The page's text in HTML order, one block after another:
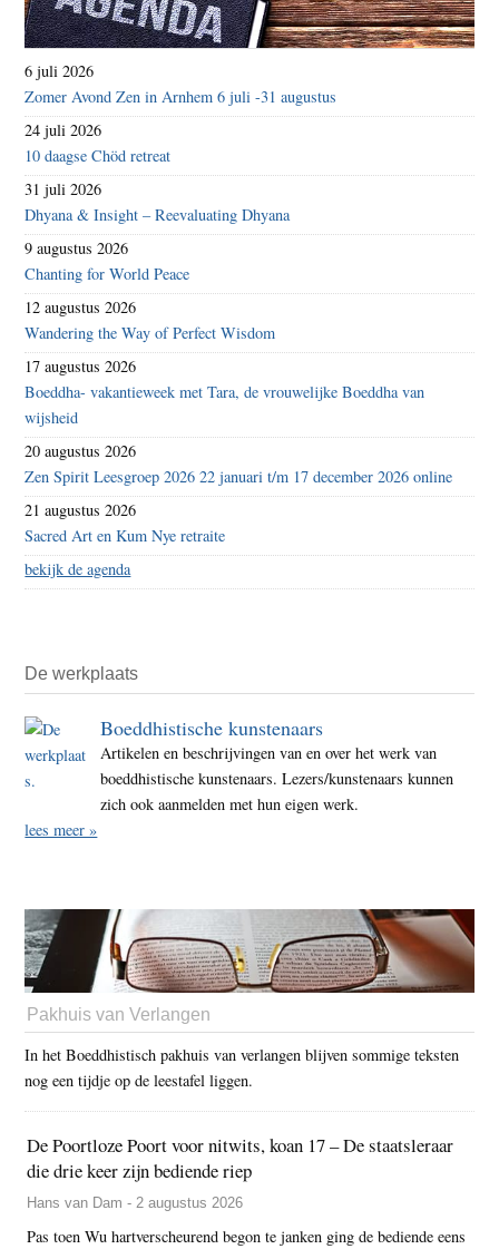
6 juli 2026
Zomer Avond Zen in Arnhem 6 juli -31 augustus
24 juli 2026
10 daagse Chöd retreat
31 juli 2026
Dhyana & Insight – Reevaluating Dhyana
9 augustus 2026
Chanting for World Peace
12 augustus 2026
Wandering the Way of Perfect Wisdom
17 augustus 2026
Boeddha- vakantieweek met Tara, de vrouwelijke Boeddha van
wijsheid
20 augustus 2026
Zen Spirit Leesgroep 2026 22 januari t/m 17 december 2026 online
21 augustus 2026
Sacred Art en Kum Nye retraite
bekijk de agenda
De werkplaats
Boeddhistische kunstenaars
Artikelen en beschrijvingen van en over het werk van
boeddhistische kunstenaars. Lezers/kunstenaars kunnen
zich ook aanmelden met hun eigen werk.
lees meer »
Pakhuis van Verlangen
In het Boeddhistisch pakhuis van verlangen blijven sommige teksten
nog een tijdje op de leestafel liggen.
De Poortloze Poort voor nitwits, koan 17 – De staatsleraar
die drie keer zijn bediende riep
Hans van Dam - 2 augustus 2026
Pas toen Wu hartverscheurend begon te janken ging de bediende eens